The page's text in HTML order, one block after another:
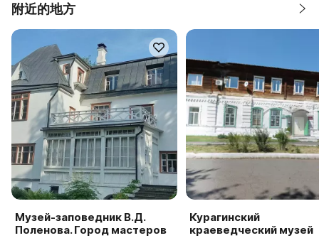
附近的地方
Музей-заповедник В.Д.
Поленова. Город мастеров
Курагинский
краеведческий музей